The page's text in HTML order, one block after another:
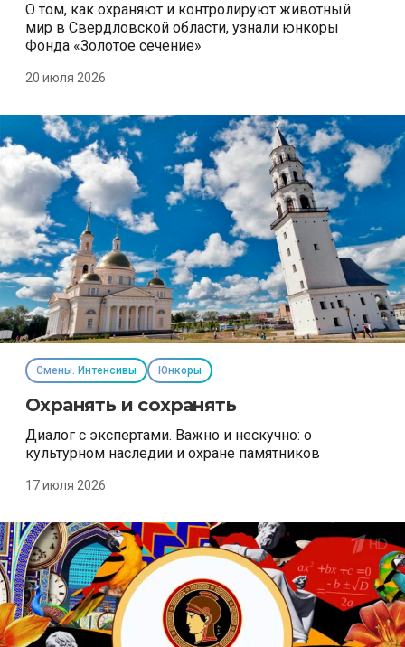
О том, как охраняют и контролируют животный
мир в Свердловской области, узнали юнкоры
Фонда «Золотое сечение»
20 июля 2026
Смены. Интенсивы Юнкоры
Охранять и сохранять
Диалог с экспертами. Важно и нескучно: о
культурном наследии и охране памятников
17 июля 2026